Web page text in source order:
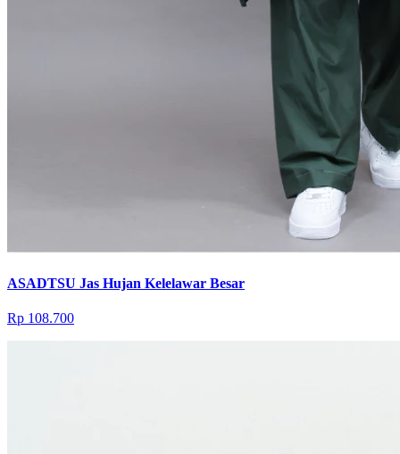
ASADTSU Jas Hujan Kelelawar Besar
Rp 108.700